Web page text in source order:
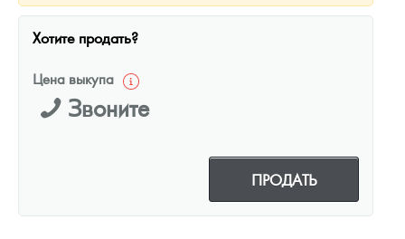
Хотите продать?
Цена выкупа
Звоните
ПРОДАТЬ